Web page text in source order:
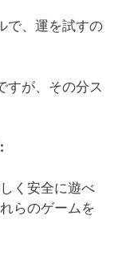
で、運を試すの
すが、その分ス
く安全に遊べ
らのゲームを